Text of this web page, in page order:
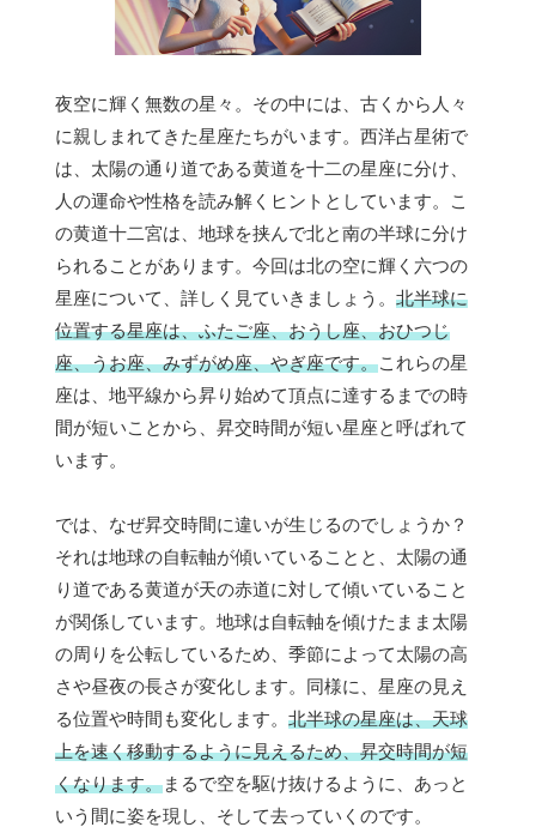
夜空に輝く無数の星々。その中には、古くから人々
に親しまれてきた星座たちがいます。西洋占星術で
は、太陽の通り道である黄道を十二の星座に分け、
人の運命や性格を読み解くヒントとしています。こ
の黄道十二宮は、地球を挟んで北と南の半球に分け
られることがあります。今回は北の空に輝く六つの
星座について、詳しく見ていきましょう。 北半球に
位置する星座は、ふたご座、おうし座、おひつじ
座、うお座、みずがめ座、やぎ座です。これらの星
座は、地平線から昇り始めて頂点に達するまでの時
間が短いことから、昇交時間が短い星座と呼ばれて
います。
では、なぜ昇交時間に違いが生じるのでしょうか？
それは地球の自転軸が傾いていることと、太陽の通
り道である黄道が天の赤道に対して傾いていること
が関係しています。地球は自転軸を傾けたまま太陽
の周りを公転しているため、季節によって太陽の高
さや昼夜の長さが変化します。同様に、星座の見え
る位置や時間も変化します。 北半球の星座は、天球
上を速く移動するように見えるため、昇交時間が短
くなります。まるで空を駆け抜けるように、あっと
いう間に姿を現し、そして去っていくのです。